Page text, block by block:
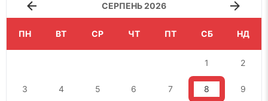
СЕРПЕНЬ 2026
ПН ВТ СР ЧТ ПТ СБ НД
1 2
3 4 5 6 7 8 9